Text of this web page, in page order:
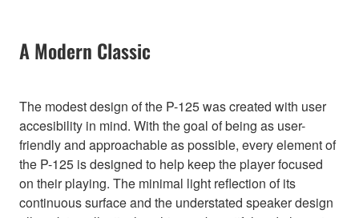
A Modern Classic
The modest design of the P-125 was created with user
accesibility in mind. With the goal of being as user-
friendly and approachable as possible, every element of
the P-125 is designed to help keep the player focused
on their playing. The minimal light reflection of its
continuous surface and the understated speaker design